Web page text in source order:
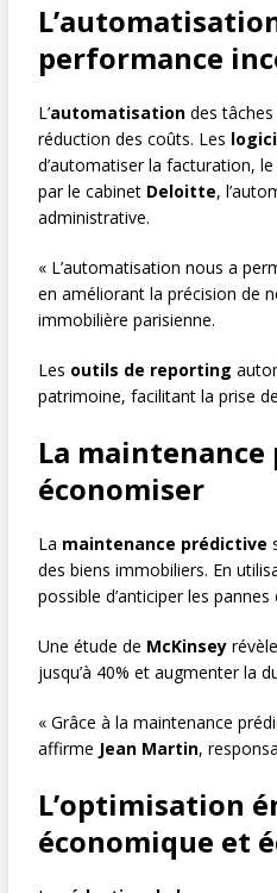
performance
L’automatisation des
réduction des coûts. Les
d’automatiser la facturation,
par le cabinet Deloitte,
administrative.
« L’automatisation nous a
en améliorant la précision de
immobilière parisienne.
Les outils de reporting
patrimoine, facilitant la prise
La
économiser
La maintenance prédictive
des biens immobiliers. En
possible d’anticiper les
Une étude de McKinsey
jusqu’à 40% et augmenter la
« Grâce à la maintenance
affirme Jean Martin,
L’optimisation
économique et